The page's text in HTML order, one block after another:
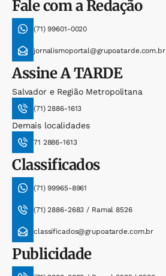
Fale com a Redação
(71) 99601-0020
jornalismoportal@grupoatarde.com.br
AssineA TARDE
Salvador e Região Metropolitana
(71) 2886-1613
Demais localidades
71 2886-1613
Classificados
(71) 99965-8961
(71) 2886-2683 / Ramal 8526
classificados@grupoatarde.com.br
Publicidade